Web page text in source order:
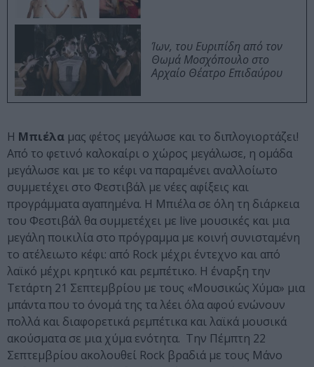
Ίων, του Ευριπίδη από τον
Θωμά Μοσχόπουλο στο
Αρχαίο Θέατρο Επιδαύρου
Η Μπιέλα μας φέτος μεγάλωσε και το διπλογιορτάζει!
Από το φετινό καλοκαίρι ο χώρος μεγάλωσε, η ομάδα
μεγάλωσε και με το κέφι να παραμένει αναλλοίωτο
συμμετέχει στο Φεστιβάλ με νέες αφίξεις και
προγράμματα αγαπημένα. Η Μπιέλα σε όλη τη διάρκεια
του Φεστιβάλ θα συμμετέχει με live μουσικές και μια
μεγάλη ποικιλία στο πρόγραμμα με κοινή συνισταμένη
το ατέλειωτο κέφι: από Rock μέχρι έντεχνο και από
λαϊκό μέχρι κρητικό και ρεμπέτικο. Η έναρξη την
Τετάρτη 21 Σεπτεμβρίου με τους «Μουσικώς Χύμα» μια
μπάντα που το όνομά της τα λέει όλα αφού ενώνουν
πολλά και διαφορετικά ρεμπέτικα και λαϊκά μουσικά
ακούσματα σε μια χύμα ενότητα. Την Πέμπτη 22
Σεπτεμβρίου ακολουθεί Rock βραδιά με τους Μάνο